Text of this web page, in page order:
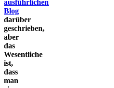
ausführlichen
Blog
darüber
geschrieben,
aber
das
Wesentliche
ist,
dass
man